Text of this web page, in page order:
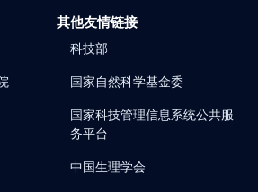
其他友情链接
科技部
国家自然科学基金委
国家科技管理信息系统公共服
务平台
中国生理学会